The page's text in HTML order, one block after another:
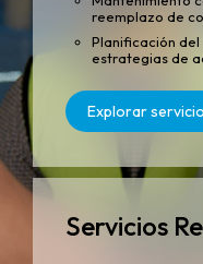
reemplazo de
Planificación
estrategias de
Explorar
Servicios